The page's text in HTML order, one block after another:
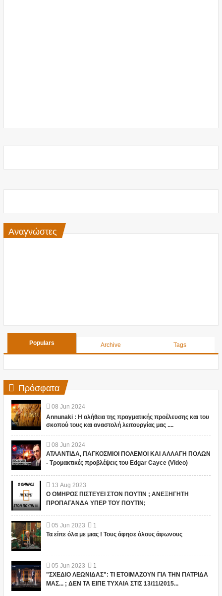
Αναγνώστες
Populars Archive Tags
Πρόσφατα
08 Jun 2024
Annunaki : Η αλήθεια της πραγματικής προέλευσης και του
σκοπού τους και αναστολή λειτουργίας μας ....
08 Jun 2024
ΑΤΛΑΝΤΙΔΑ, ΠΑΓΚΟΣΜΙΟΙ ΠΟΛΕΜΟΙ ΚΑΙ ΑΛΛΑΓΗ ΠΟΛΩΝ
- Τρομακτικές προβλέψεις του Edgar Cayce (Video)
13 Aug 2023
Ο ΟΜΗΡΟΣ ΠΙΣΤΕΥΕΙ ΣΤΟΝ ΠΟΥΤΙΝ ; ΑΝΕΞΗΓΗΤΗ
ΠΡΟΠΑΓΑΝΔΑ ΥΠΕΡ ΤΟΥ ΠΟΥΤΙΝ;
05 Jun 2023
1
Τα είπε όλα με μιας ! Τους άφησε όλους άφωνους
05 Jun 2023
1
"ΣΧΕΔΙΟ ΛΕΩΝΙΔΑΣ": ΤΙ ΕΤΟΙΜΑΖΟΥΝ ΓΙΑ ΤΗΝ ΠΑΤΡΙΔΑ
ΜΑΣ... ; ΔΕΝ ΤΑ ΕΙΠΕ ΤΥΧΑΙΑ ΣΤΙΣ 13/11/2015...